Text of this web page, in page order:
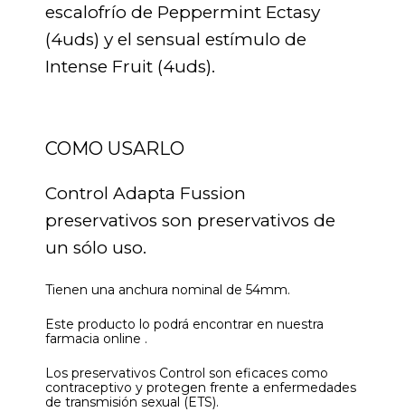
escalofrío de Peppermint Ectasy
(4uds) y el sensual estímulo de
Intense Fruit (4uds).
COMO USARLO
Control Adapta Fussion
preservativos son preservativos de
un sólo uso.
Tienen una anchura nominal de 54mm.
Este producto lo podrá encontrar en nuestra
farmacia online .
Los preservativos Control son eficaces como
contraceptivo y protegen frente a enfermedades
de transmisión sexual (ETS).